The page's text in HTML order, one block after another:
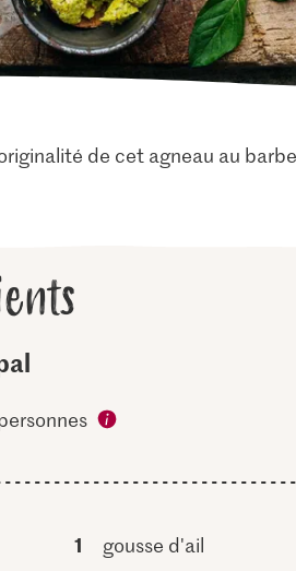
de cet agneau au
1 gousse d'ail